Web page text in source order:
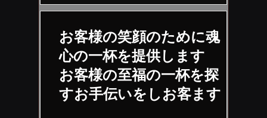
お客様の笑顔のために魂
心の一杯を提供します
お客様の至福の一杯を探
すお手伝いをしお客ます